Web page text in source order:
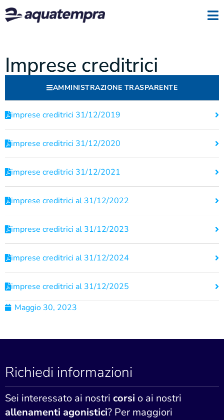
Imprese creditrici
AMMINISTRAZIONE TRASPARENTE
imprese creditrici 31/12/2019
imprese creditrici 31/12/2020
imprese creditrici 31/12/2021
imprese creditrici al 31/12/2022
imprese creditrici al 31/12/2023
imprese creditrici al 31/12/2024
imprese creditrici al 31/12/2025
Maggio 30, 2023
Richiedi informazioni
Sei interessato ai nostri corsi o ai nostri
allenamenti agonistici? Per maggiori